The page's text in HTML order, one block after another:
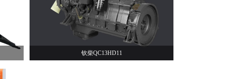
钦柴QC13HD11